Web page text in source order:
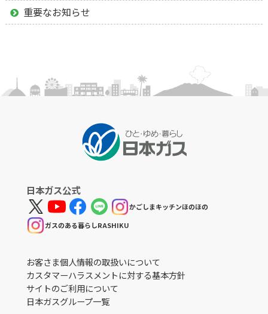
重要なお知らせ
日本ガス公式
かごしまキッチンほのほの
ガスのある暮らしRASHIKU
お客さま個人情報の取扱いについて
カスタマーハラスメントに対する基本方針
サイトのご利用について
日本ガスグループ一覧